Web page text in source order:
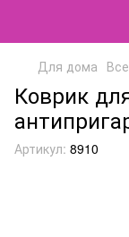
Для дома
Коврик
Артикул: 8910